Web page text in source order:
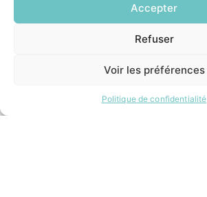
Accepter
Refuser
Voir les préférences
Politique de confidentialité
INFORMATIONS LÉGALES
ESPACE MUNICIPALITÉ